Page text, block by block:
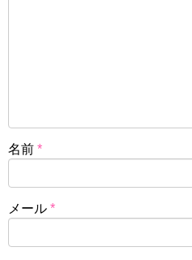
名前 *
メール *